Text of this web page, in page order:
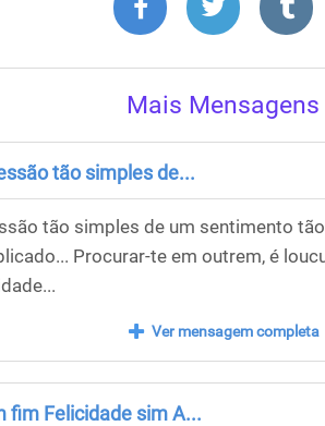
Mais Mensagens
tão simples de...
tão simples de um sentimento
Procurar-te em outrem, é
Ver mensagem completa
fim Felicidade sim A...